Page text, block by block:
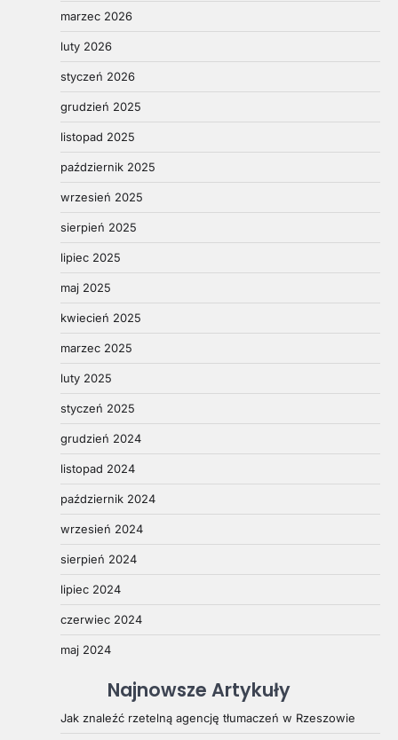
marzec 2026
luty 2026
styczeń 2026
grudzień 2025
listopad 2025
październik 2025
wrzesień 2025
sierpień 2025
lipiec 2025
maj 2025
kwiecień 2025
marzec 2025
luty 2025
styczeń 2025
grudzień 2024
listopad 2024
październik 2024
wrzesień 2024
sierpień 2024
lipiec 2024
czerwiec 2024
maj 2024
Najnowsze Artykuły
Jak znaleźć rzetelną agencję tłumaczeń w Rzeszowie